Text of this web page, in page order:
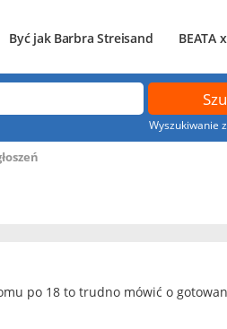
Być jak Barbra Streisand BEATA
Wyszukiwanie
po 18 to trudno mówić o